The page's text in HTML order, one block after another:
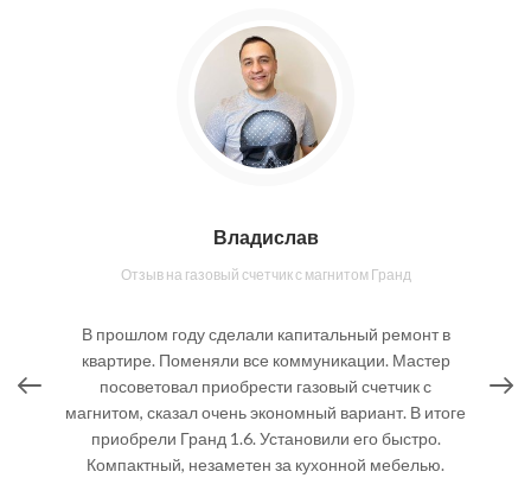
Владислав
Отзыв на газовый счетчик с магнитом Гранд
В прошлом году сделали капитальный ремонт в
квартире. Поменяли все коммуникации. Мастер
посоветовал приобрести газовый счетчик с
магнитом, сказал очень экономный вариант. В итоге
приобрели Гранд 1.6. Установили его быстро.
Компактный, незаметен за кухонной мебелью.